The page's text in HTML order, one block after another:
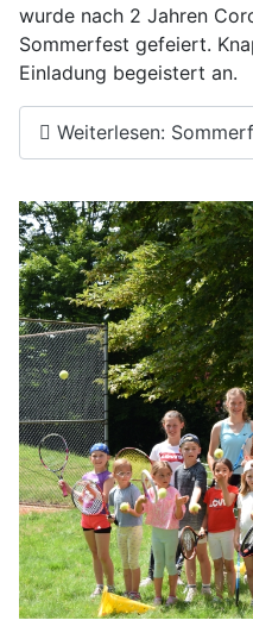
wurde nach 2 Jahren
Sommerfest gefeiert.
Einladung begeistert an.
Weiterlesen: